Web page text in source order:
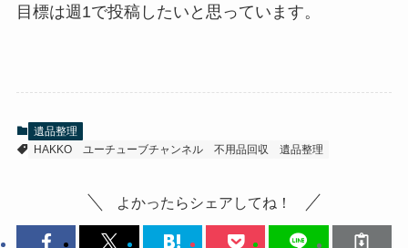
目標は週1で投稿したいと思っています。
遺品整理
HAKKO
ユーチューブチャンネル 不用品回収 遺品整理
よかったらシェアしてね！